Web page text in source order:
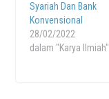
Syariah Dan Bank
Konvensional
28/02/2022
dalam "Karya Ilmiah"